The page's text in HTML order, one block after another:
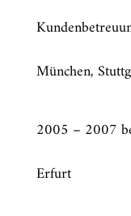
München,
2005 – 2007
Erfurt